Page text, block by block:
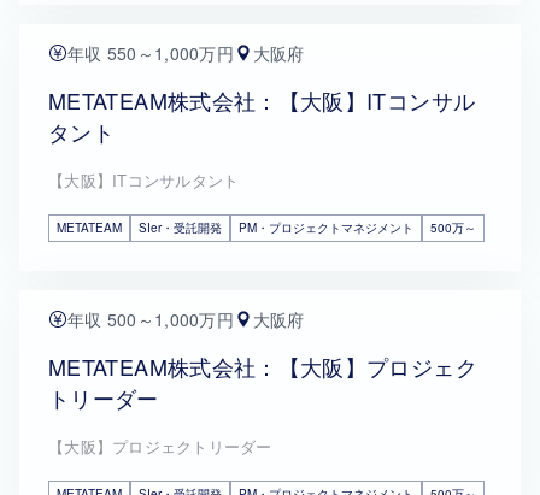
年収 550～1,000万円 大阪府
METATEAM株式会社：【大阪】ITコンサル
タント
【大阪】ITコンサルタント
METATEAM SIer・受託開発 PM・プロジェクトマネジメント 500万～
年収 500～1,000万円 大阪府
METATEAM株式会社：【大阪】プロジェク
トリーダー
【大阪】プロジェクトリーダー